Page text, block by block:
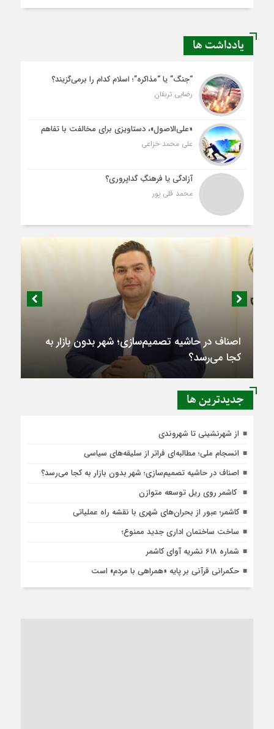
یادداشت ها
“جنگ” یا “مذاکره”؛ اسلام کدام را برمی‌گزیند؟
رضایی تربقان
«علی‌الاصول»، دستاویزی برای مخالفت با تفاهم
علی محمد خزاعی
آزادگی یا فرهنگِ گداپروری؟
محمد قلی پور
اصناف در حاشیه تصمیم‌سازی؛ شهر بدون بازار به
کجا می‌رسد؟
جديدترين ها
از شهرنشینی تا شهروندی
انسجام ملی؛ مطالبه‌ای فراتر از سلیقه‌های سیاسی
اصناف در حاشیه تصمیم‌سازی؛ شهر بدون بازار به کجا می‌رسد؟
کاشمر روی ریل توسعه متوازن
کاشمر؛ عبور از بحران‌های شهری با نقشه راه عملیاتی
ساخت ساختمان اداری جدید ممنوع؛
شماره 618 نشریه آوای کاشمر
حکمرانی قرآنی بر پایه «همراهی با مردم» است